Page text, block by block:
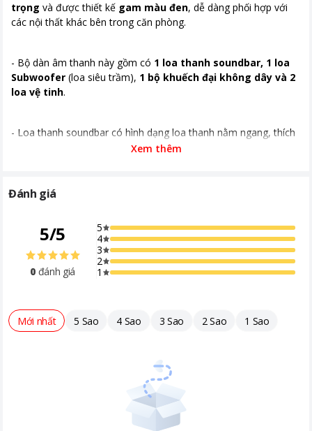
trọng và được thiết kế gam màu đen, dễ dàng phối hợp với
các nội thất khác bên trong căn phòng.
- Bộ dàn âm thanh này gồm có 1 loa thanh soundbar, 1 loa
Subwoofer (loa siêu trầm), 1 bộ khuếch đại không dây và 2
loa vệ tinh.
- Loa thanh soundbar có hình dạng loa thanh nằm ngang, thích
đặt trên tường hoặc kệ nằm ở phía dưới tivi
khuếch đại có thể đặt trên kệ tủ tivi.
- Chất liệu loa thanh Sony được làm bằnghợp kim cứng cáp,
bền bỉ và dễ lau chùi.
*Hình ảnh chỉ mang tính chất minh họa
- Dàn âm thanh Sony này có tổng công suất hoạt động
phù hợp cho căn phòng có diện tíchtrên 50m²
Xem thêm
Đánh giá
5/5
0 đánh giá
5
4
3
2
1
Mới nhất 5 Sao 4 Sao 3 Sao 2 Sao 1 Sao